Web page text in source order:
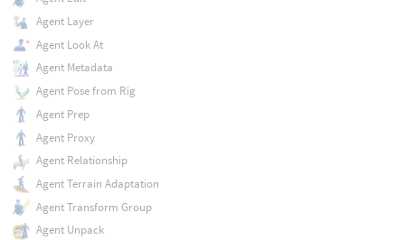
Agent Layer
Agent Look At
Agent Metadata
Agent Pose from Rig
Agent Prep
Agent Proxy
Agent Relationship
Agent Terrain Adaptation
Agent Transform Group
Agent Unpack